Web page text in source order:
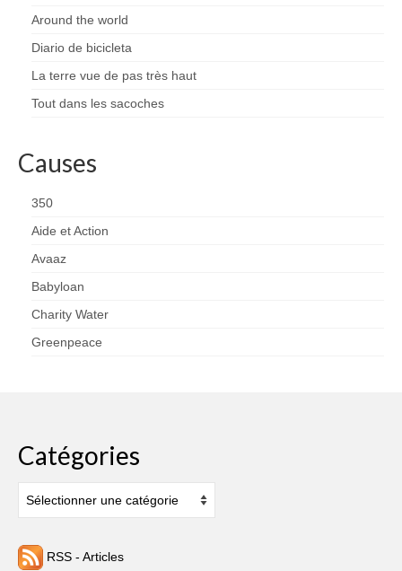
Around the world
Diario de bicicleta
La terre vue de pas très haut
Tout dans les sacoches
Causes
350
Aide et Action
Avaaz
Babyloan
Charity Water
Greenpeace
Catégories
RSS - Articles